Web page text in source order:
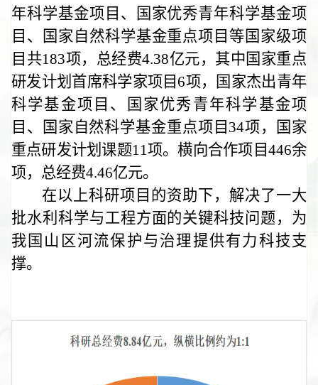
年科学基金项目、
国家优秀青年科学基金项
目 、 国家自然科学基金重点项目 等国家级项
目共183项，总经费4.38亿元， 其中国家重点
研发计划首席科学家项目6项，国家杰出青年
科学基金项目、
国家优秀青年科学基金项
目 、 国家自然科学基金重点项目34项 ，
国家
重点研发计划 课题11项。横向合作项目446余
项，总经费4.46亿元。
在以上科研项目的资助下，解决了一大
批水利科学与工程方面的关键科技问题，为
我国山区河流保护与治理提供有力科技支
撑。